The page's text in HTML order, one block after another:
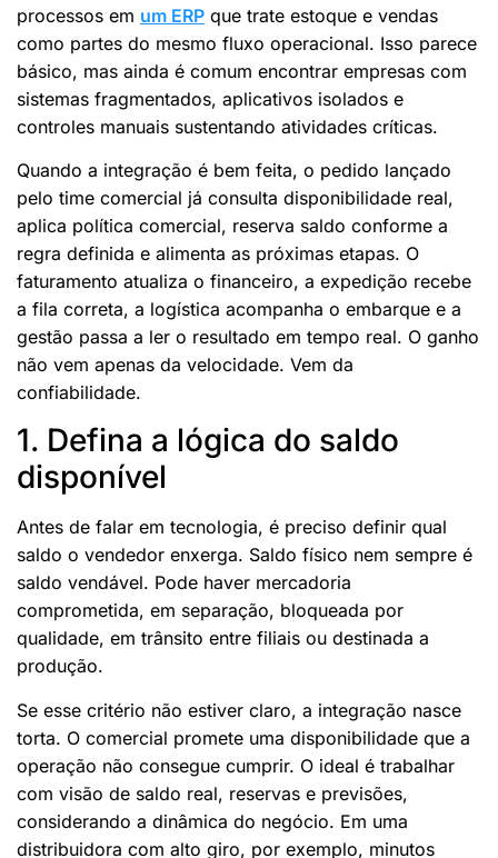
processos em um ERP que trate estoque e vendas
como partes do mesmo fluxo operacional. Isso parece
básico, mas ainda é comum encontrar empresas com
sistemas fragmentados, aplicativos isolados e
controles manuais sustentando atividades críticas.
Quando a integração é bem feita, o pedido lançado
pelo time comercial já consulta disponibilidade real,
aplica política comercial, reserva saldo conforme a
regra definida e alimenta as próximas etapas. O
faturamento atualiza o financeiro, a expedição recebe
a fila correta, a logística acompanha o embarque e a
gestão passa a ler o resultado em tempo real. O ganho
não vem apenas da velocidade. Vem da
confiabilidade.
1. Defina a lógica do saldo
disponível
Antes de falar em tecnologia, é preciso definir qual
saldo o vendedor enxerga. Saldo físico nem sempre é
saldo vendável. Pode haver mercadoria
comprometida, em separação, bloqueada por
qualidade, em trânsito entre filiais ou destinada a
produção.
Se esse critério não estiver claro, a integração nasce
torta. O comercial promete uma disponibilidade que a
operação não consegue cumprir. O ideal é trabalhar
com visão de saldo real, reservas e previsões,
considerando a dinâmica do negócio. Em uma
distribuidora com alto giro, por exemplo, minutos